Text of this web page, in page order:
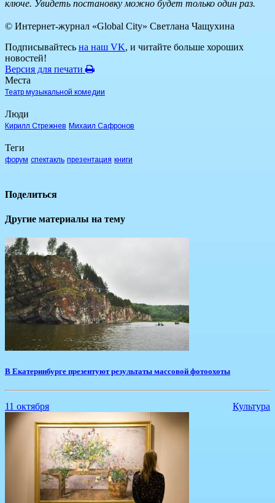
ключе. Увидеть постановку можно будет только один раз.
© Интернет-журнал «Global City» Светлана Чащухина
Подписывайтесь на наш VK, и читайте больше хороших
новостей!
Версия для печати
Места
Театр музыкальной комедии
Люди
Кирилл Стрежнев Михаил Сафронов
Теги
форум спектакль презентация книги
Поделиться
Другие материалы на тему
В Екатеринбурге презентуют результаты массовой фотоохоты
11 октября Культура